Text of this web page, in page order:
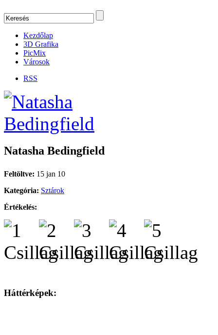
Kezdőlap
3D Grafika
PicMix
Városok
RSS
Natasha Bedingfield
Feltöltve: 15 jan 10
Kategória: Sztárok
Értékelés:
Háttérképek: